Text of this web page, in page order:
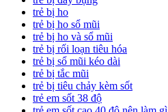
trẻ bị ho
trẻ bị ho sổ mũi
trẻ bị ho và sổ mũi
trẻ bị rối loạn tiêu hóa
trẻ bị sổ mũi kéo dài
trẻ bị tắc mũi
trẻ bị tiêu chảy kèm sốt
trẻ em sốt 38 độ